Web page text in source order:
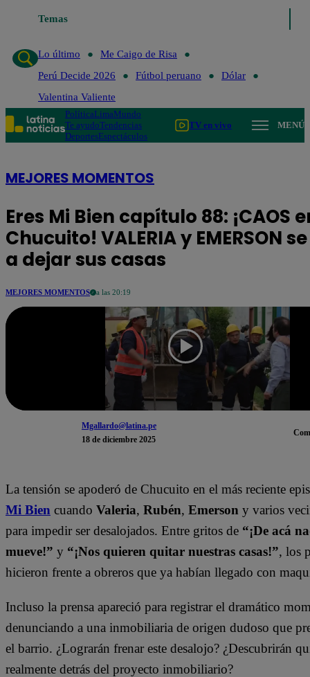
Temas
Lo último
Me Caigo de Risa
Perú Decide 2026
Fútbol peruano
Dólar
Valentina Valiente
PolíticaLimaMundo
Te ayudoTendencias
DeportesEspectáculos
TV en vivo MENÚ
MEJORES MOMENTOS
Eres Mi Bien capítulo 88: ¡CAOS
Chucuito! VALERIA y EMERSON
a dejar sus casas
MEJORES MOMENTOS a las 20:19
Mgallardo@latina.pe
18 de diciembre 2025
La tensión se apoderó de Chucuito en el más reciente
Mi Bien cuando Valeria, Rubén, Emerson y varios
para impedir ser desalojados. Entre gritos de “¡De acá
mueve!” y “¡Nos quieren quitar nuestras casas!”, los
hicieron frente a obreros que ya habían llegado con
Incluso la prensa apareció para registrar el dramático
denunciando a una inmobiliaria de origen dudoso que
el barrio. ¿Lograrán frenar este desalojo? ¿Descubrirán
realmente detrás del proyecto inmobiliario?